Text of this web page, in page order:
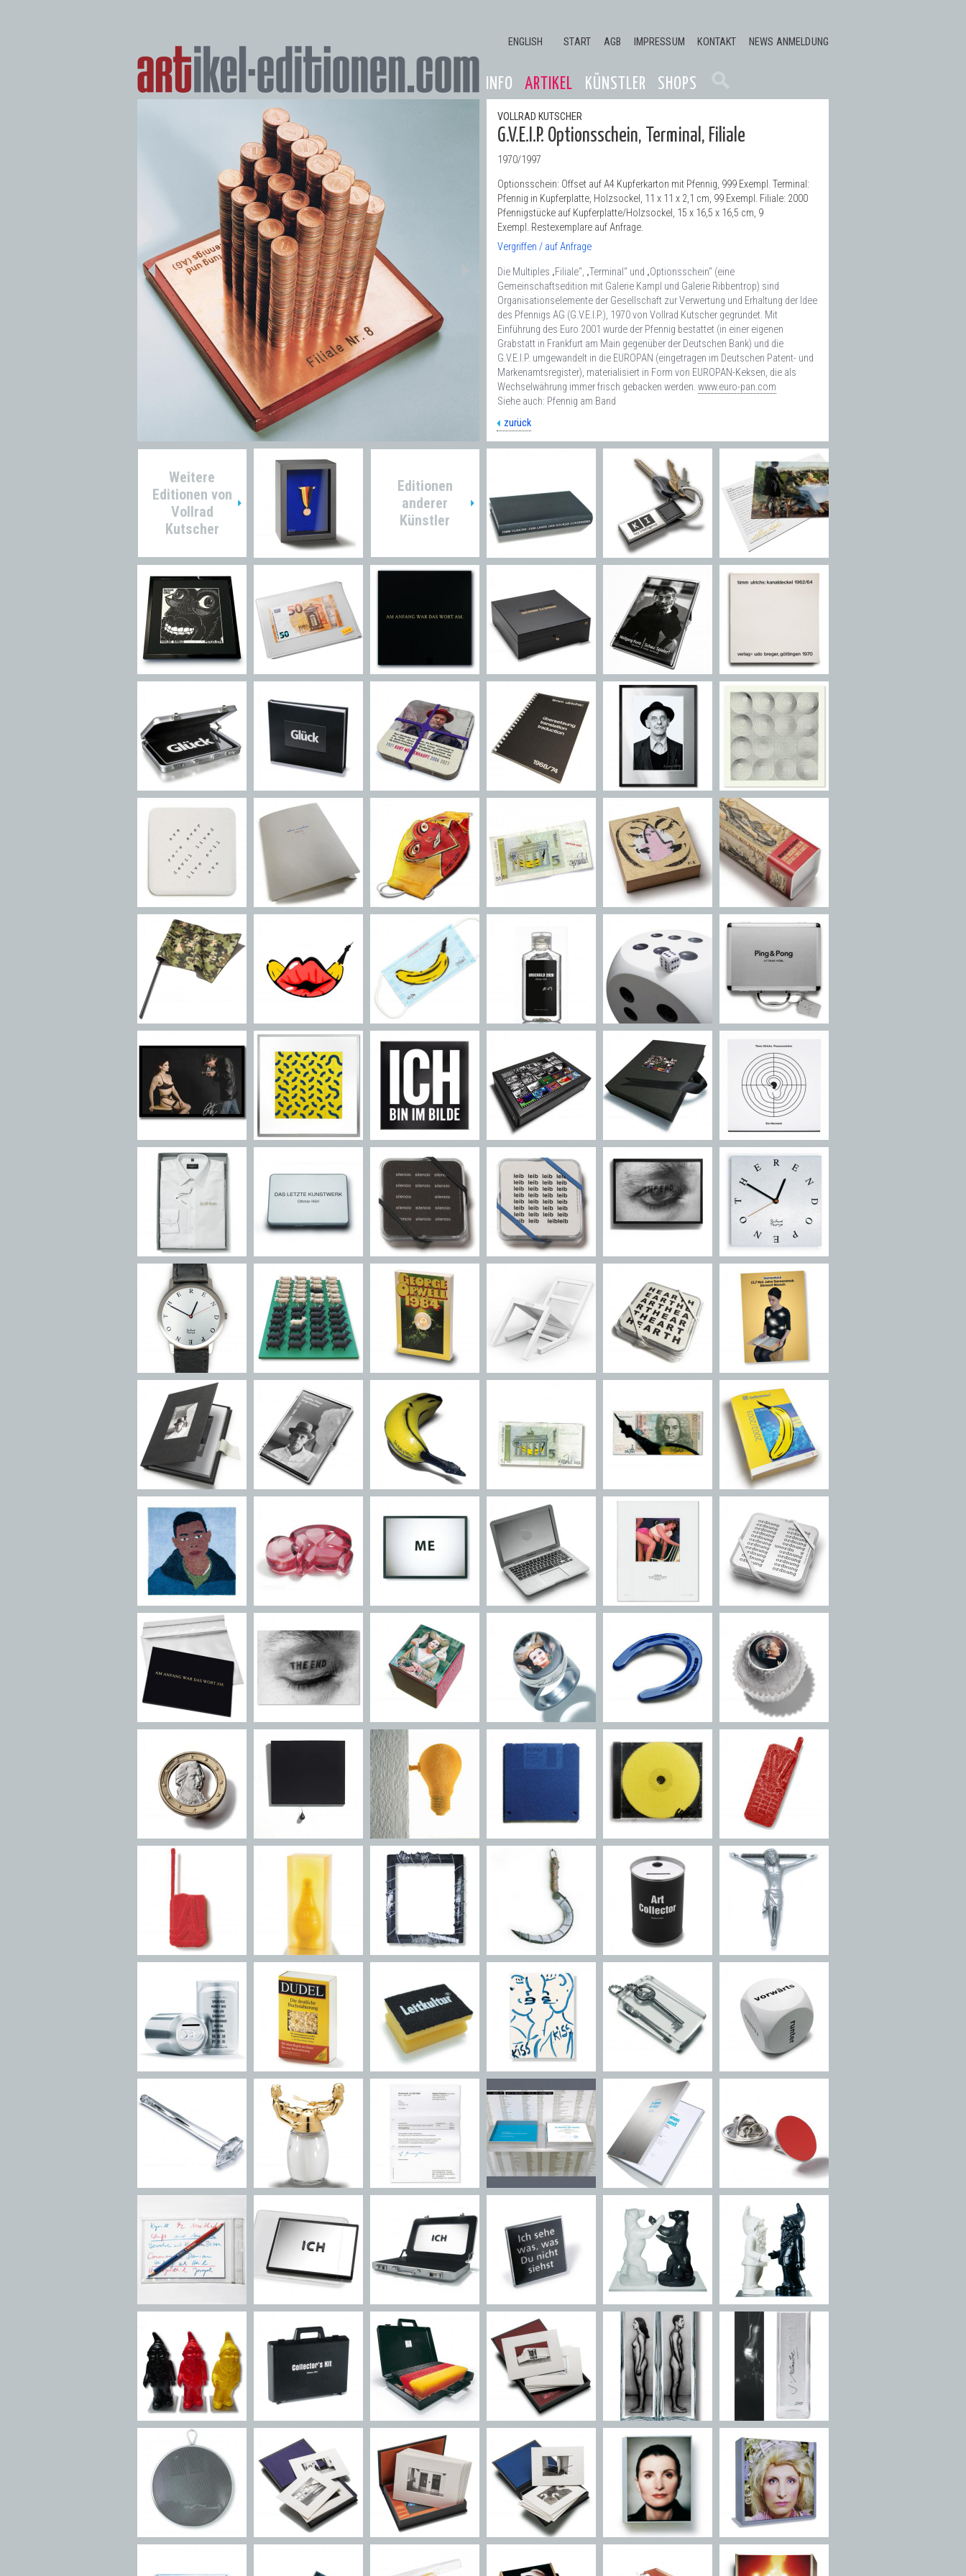
START AGB IMPRESSUM KONTAKT NEWS ANMELDUNG
ENGLISH
INFO ARTIKEL KÜNSTLER SHOPS
VOLLRAD KUTSCHER
G.V.E.I.P. Optionsschein, Terminal, Filiale
1970/1997
Optionsschein: Offset auf A4 Kupferkarton mit Pfennig, 999 Exempl. Terminal:
Pfennig in Kupferplatte, Holzsockel, 11 x 11 x 2,1 cm, 99 Exempl. Filiale: 2000
Pfennigstücke auf Kupferplatte/Holzsockel, 15 x 16,5 x 16,5 cm, 9
Exempl. Restexemplare auf Anfrage.
Vergriffen / auf Anfrage
Die Multiples „Filiale“, „Terminal“ und „Optionsschein“ (eine
Gemeinschaftsedition mit Galerie Kampl und Galerie Ribbentrop) sind
Organisationselemente der Gesellschaft zur Verwertung und Erhaltung der Idee
des Pfennigs AG (G.V.E.I.P.), 1970 von Vollrad Kutscher gegründet. Mit
Einführung des Euro 2001 wurde der Pfennig bestattet (in einer eigenen
Grabstatt in Frankfurt am Main gegenüber der Deutschen Bank) und die
G.V.E.I.P. umgewandelt in die EUROPAN (eingetragen im Deutschen Patent- und
Markenamtsregister), materialisiert in Form von EUROPAN-Keksen, die als
Wechselwährung immer frisch gebacken werden. www.euro-pan.com
Siehe auch: Pfennig am Band
zurück
Weitere
Editionen von
Vollrad
Kutscher
Editionen
anderer
Künstler